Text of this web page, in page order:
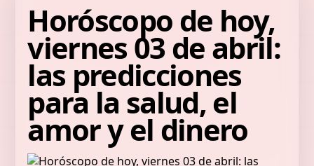
Horóscopo de hoy,
viernes 03 de abril:
las predicciones
para la salud, el
amor y el dinero